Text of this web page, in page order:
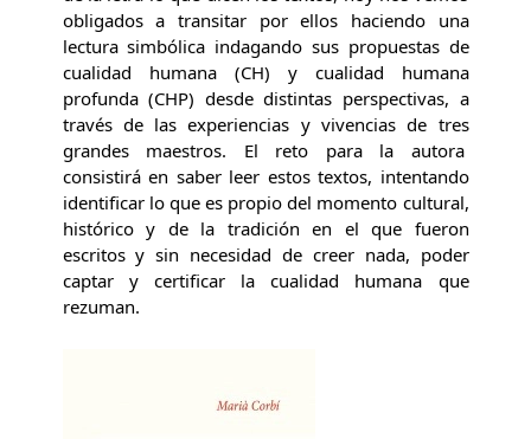
obligados a transitar por ellos haciendo una
lectura simbólica indagando sus propuestas de
cualidad humana (CH) y cualidad humana
profunda (CHP) desde distintas perspectivas, a
través de las experiencias y vivencias de tres
grandes maestros. El reto para la autora
consistirá en saber leer estos textos, intentando
identificar lo que es propio del momento cultural,
histórico y de la tradición en el que fueron
escritos y sin necesidad de creer nada, poder
captar y certificar la cualidad humana que
rezuman.